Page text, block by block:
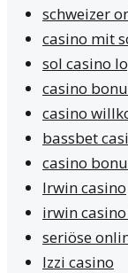
schweizer
casino mit
sol casino
casino
casino
bassbet
casino
Irwin casino
irwin
seriöse
Izzi casino